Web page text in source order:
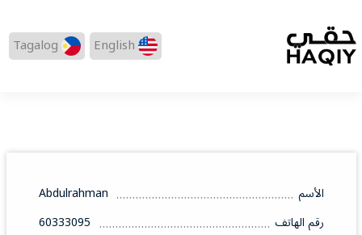
English
Tagalog
الأسم
Abdulrahman
رقم الهاتف
60333095